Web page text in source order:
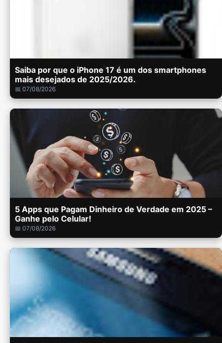
Saiba por que o iPhone 17 é um dos smartphones
mais desejados de 2025/2026.
📅 07/08/2026
5 Apps que Pagam Dinheiro de Verdade em 2025 –
Ganhe pelo Celular!
📅 07/08/2026